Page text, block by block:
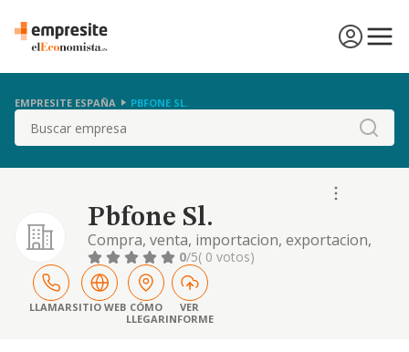
EMPRESITE ESPAÑA PBFONE SL.
Buscar
Pbfone Sl.
Compra, venta, importacion, exportacion,
fabricacion, alquiler, estudio, asesoramiento,
servicio tecnico, difusion y distribucion de
toda clase de material de comunicaciones
electrico y electronico para la informatica y
la telefonia..
0/5( 0 votos)
LLAMARSITIO WEB CÓMO
LLEGAR
VER
INFORME